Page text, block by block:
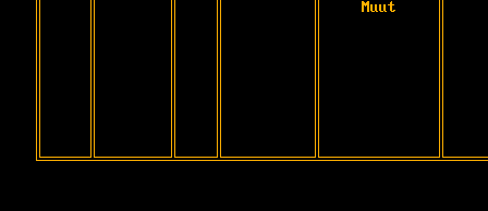
Muut